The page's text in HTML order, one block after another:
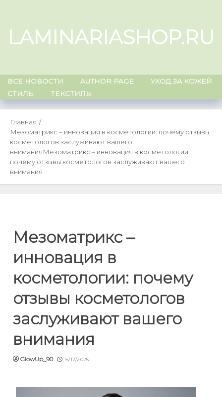
content
LAMINARIASHOP.RU
ВСЕ НОВОСТИ AUTHOR PAGE
УХОД ЗА КОЖЕЙ
СТИЛЬ
ТЕКСТИЛЬ
Главная
Мезоматрикс – инновация в косметологии: почему отзывы
косметологов заслуживают вашего
вниманияМезоматрикс – инновация в косметологии:
почему отзывы косметологов заслуживают вашего
внимания
Мезоматрикс –
инновация в
косметологии: почему
отзывы косметологов
заслуживают вашего
внимания
GlowUp_90 15/12/2025